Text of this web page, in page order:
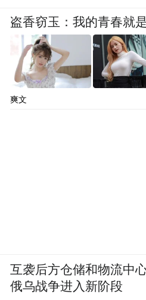
盗香窃玉：我的青春就
爽文
互袭后方仓储和物流中心
俄乌战争进入新阶段